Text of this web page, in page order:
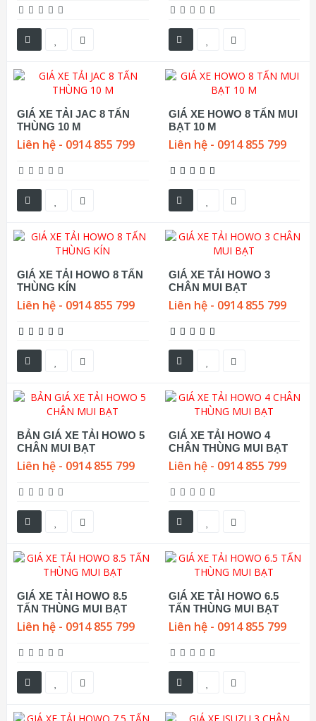
GIÁ XE TẢI JAC 8 TẤN
THÙNG 10 M
Liên hệ - 0914 855 799
GIÁ XE HOWO 8 TẤN MUI
BẠT 10 M
Liên hệ - 0914 855 799
GIÁ XE TẢI HOWO 8 TẤN
THÙNG KÍN
Liên hệ - 0914 855 799
GIÁ XE TẢI HOWO 3
CHÂN MUI BẠT
Liên hệ - 0914 855 799
BẢN GIÁ XE TẢI HOWO 5
CHÂN MUI BẠT
Liên hệ - 0914 855 799
GIÁ XE TẢI HOWO 4
CHÂN THÙNG MUI BẠT
Liên hệ - 0914 855 799
GIÁ XE TẢI HOWO 8.5
TẤN THÙNG MUI BẠT
Liên hệ - 0914 855 799
GIÁ XE TẢI HOWO 6.5
TẤN THÙNG MUI BẠT
Liên hệ - 0914 855 799